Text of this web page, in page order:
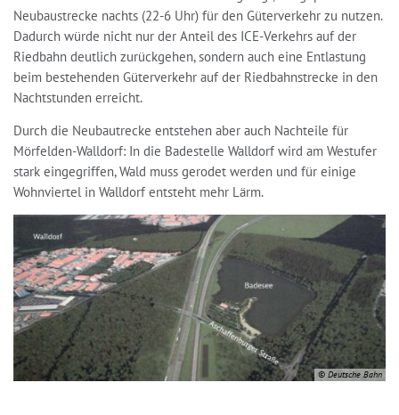
Neubaustrecke nachts (22-6 Uhr) für den Güterverkehr zu nutzen.
Dadurch würde nicht nur der Anteil des ICE-Verkehrs auf der
Riedbahn deutlich zurückgehen, sondern auch eine Entlastung
beim bestehenden Güterverkehr auf der Riedbahnstrecke in den
Nachtstunden erreicht.
Durch die Neubautrecke entstehen aber auch Nachteile für
Mörfelden-Walldorf: In die Badestelle Walldorf wird am Westufer
stark eingegriffen, Wald muss gerodet werden und für einige
Wohnviertel in Walldorf entsteht mehr Lärm.
© Deutsche Bahn